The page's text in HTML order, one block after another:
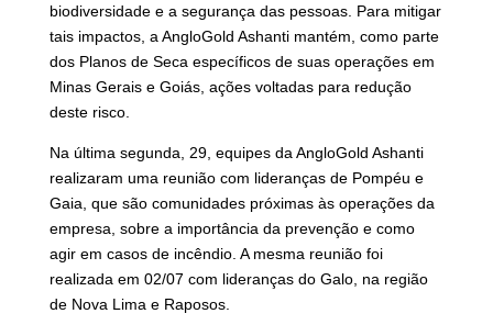
biodiversidade e a segurança das pessoas. Para mitigar
tais impactos, a AngloGold Ashanti mantém, como parte
dos Planos de Seca específicos de suas operações em
Minas Gerais e Goiás, ações voltadas para redução
deste risco.
Na última segunda, 29, equipes da AngloGold Ashanti
realizaram uma reunião com lideranças de Pompéu e
Gaia, que são comunidades próximas às operações da
empresa, sobre a importância da prevenção e como
agir em casos de incêndio. A mesma reunião foi
realizada em 02/07 com lideranças do Galo, na região
de Nova Lima e Raposos.